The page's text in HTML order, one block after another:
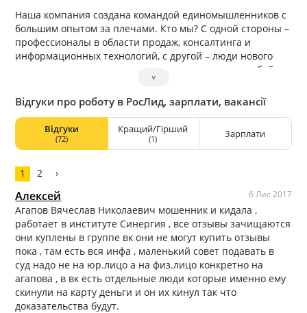
Наша компания создана командой единомышленников с
большим опытом за плечами. Кто мы? С одной стороны –
профессионалы в области продаж, консалтинга и
информационных технологий, с другой – люди нового
времени, которые стремятся жить в гармонии с собой и
миром и любят свою работу. Мы старомодны в вопросах
семьи, чтим традиции, уделяем много внимания родным
и близким. Мы современны в вопросах бизнеса –
эффективно расходуем время и ресурсы, пользуемся
самыми современными технологиями и тщательно
обучаем свой персонал. Почему РосЛид? Поменяйте ход
своих мыслей, измените свою жизнь, усовершенствуйте
свой бизнес. Мы рады, что можем предложить нашим
клиентам возможности быстрого роста и увеличения
продаж. РосЛид обеспечивает бизнес не только новыми
клиентами, но и новыми связями, новыми рынками
сбыта, новыми совместными проектами. Вам не нужен
огромный отдел продаж, контроль качества и
управление персоналом, затраты на аренду. Работая с
нами, вы сразу получаете заинтересованных клиентов.
Мы не стремимся предоставить ограниченное
предложение. У нас в запасе еще много интересных
˅
Відгуки про роботу в РосЛид, зарплати, вакансії
Відгуки
(72)
Кращий/Гірший
(1) Зарплати
1 2 ›
Алексей 6 Лис 2017
Агапов Вячеслав Николаевич мошенник и кидала ,
работает в институте Синергия , все отзывы зачищаются
они куплены в группе вк они не могут купить отзывы
пока , там есть вся инфа , маленький совет подавать в
суд надо не на юр.лицо а на физ.лицо конкретно на
агапова , в вк есть отдельные люди которые именно ему
скинули на карту деньги и он их кинул так что
доказательства будут.